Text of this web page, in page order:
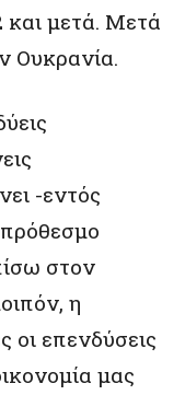
και μετά. Μετά
Ουκρανία.
-εντός
στον
η
οι επενδύσεις
μας